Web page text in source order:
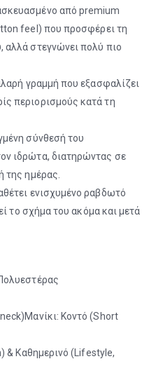
από premium
feel) που προσφέρει τη
αλλά στεγνώνει πολύ πιο
γραμμή που εξασφαλίζει
περιορισμούς κατά τη
σύνθεσή του
ιδρώτα, διατηρώντας σε
της ημέρας.
ενισχυμένο ραβδωτό
το σχήμα του ακόμα και μετά
Κοντό (Short
& Καθημερινό (Lifestyle,